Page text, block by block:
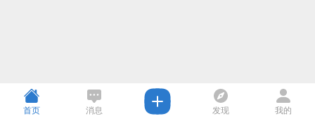
首页 消息 发现 我的